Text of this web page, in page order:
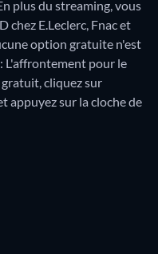
plus du streaming, vous
chez E.Leclerc, Fnac et
option gratuite n'est
L'affrontement pour le
cliquez sur
appuyez sur la cloche de